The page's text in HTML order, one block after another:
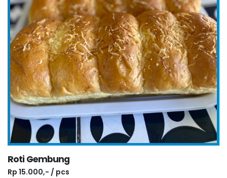
Roti Gembung
Rp 15.000,- / pcs